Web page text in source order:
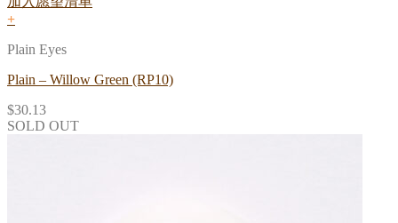
+
Plain Eyes
Plain – Willow Green (RP10)
$30.13
SOLD OUT